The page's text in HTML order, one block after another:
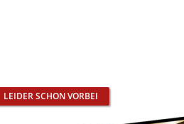
LEIDER SCHON VORBEI